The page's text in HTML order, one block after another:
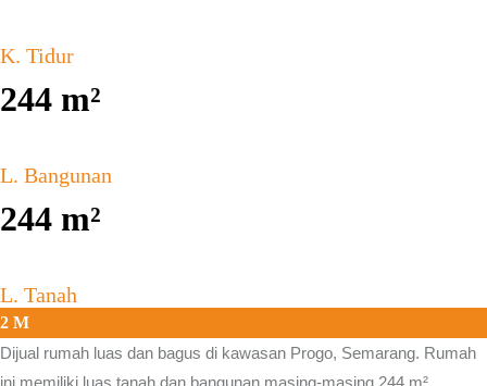
K. Tidur
244 m²
L. Bangunan
244 m²
L. Tanah
2 M
Dijual rumah luas dan bagus di kawasan Progo, Semarang. Rumah
ini memiliki luas tanah dan bangunan masing-masing 244 m²,